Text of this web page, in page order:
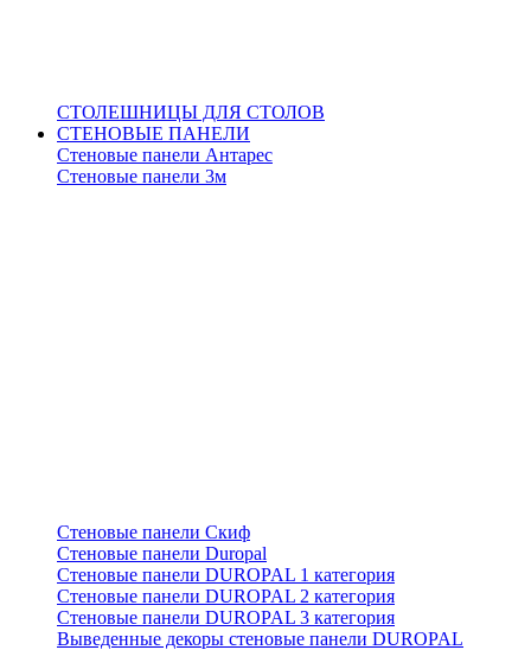
СТОЛЕШНИЦЫ ДЛЯ СТОЛОВ
СТЕНОВЫЕ ПАНЕЛИ
Стеновые панели Антарес
Стеновые панели 3м
Стеновые панели Скиф
Стеновые панели Duropal
Стеновые панели DUROPAL 1 категория
Стеновые панели DUROPAL 2 категория
Стеновые панели DUROPAL 3 категория
Выведенные декоры стеновые панели DUROPAL